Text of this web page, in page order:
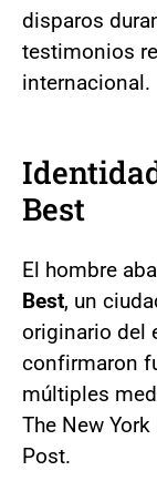
disparos
testimonios
internacional.
Best
El hombre
Best, un
originario del
confirmaron
múltiples
The New
Post.